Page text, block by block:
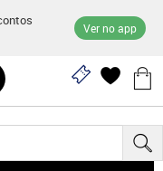
Ver no app